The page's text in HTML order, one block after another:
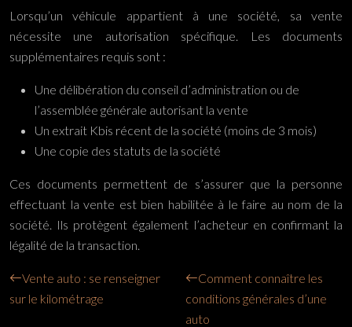
Lorsqu’un véhicule appartient à une société, sa vente
nécessite une autorisation spécifique. Les documents
supplémentaires requis sont :
Une délibération du conseil d’administration ou de
l’assemblée générale autorisant la vente
Un extrait Kbis récent de la société (moins de 3 mois)
Une copie des statuts de la société
Ces documents permettent de s’assurer que la personne
effectuant la vente est bien habilitée à le faire au nom de la
société. Ils protègent également l’acheteur en confirmant la
légalité de la transaction.
Vente auto : se renseigner
sur le kilométrage
Comment connaître les
conditions générales d’une
auto